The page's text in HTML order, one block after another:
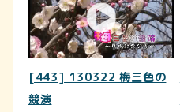
[443] 130322 梅三色の
競演